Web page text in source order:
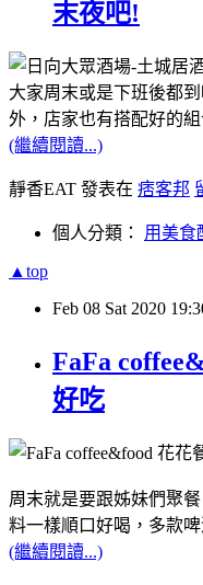
末夜吧!
大家周末或是下班後都
外，店家也有搭配好的
(繼續閱讀...)
靜香EAT 發表在 痞客邦
個人分類： 用美食
▲top
Feb 08 Sat 2020
FaFa
好吃
周末就是要跟姊妹們聚
料一樣順口好喝， 多款
(繼續閱讀...)